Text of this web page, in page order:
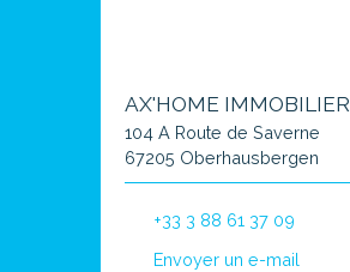
AX'HOME IMMOBILIER
104 A Route de Saverne
67205 Oberhausbergen
+33 3 88 61 37 09
Envoyer un e-mail